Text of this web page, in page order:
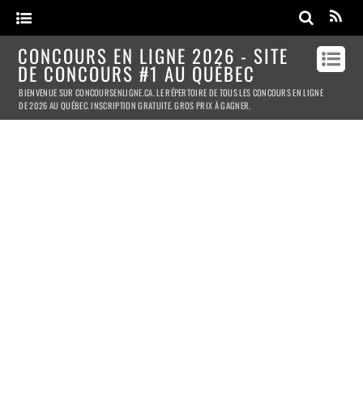
CONCOURS EN LIGNE 2026 - SITE
DE CONCOURS #1 AU QUÉBEC
BIENVENUE SUR CONCOURSENLIGNE.CA. LE RÉPERTOIRE DE TOUS LES CONCOURS EN LIGNE
DE 2026 AU QUÉBEC. INSCRIPTION GRATUITE. GROS PRIX À GAGNER.